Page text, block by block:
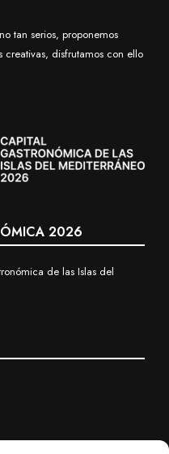
tan serios, proponemos
creativas, disfrutamos con ello
2026
de las Islas del